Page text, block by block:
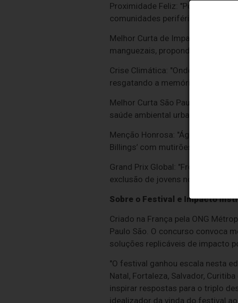
Proximidade Feliz: "Pontas" –
comunidades periféricas e como
Melhor Curta de Impacto:
manguezais, propondo o
Crise Climática: "Onde eu nasci
resgatando a memória das
Melhor Curta São Paulo São:
saúde ambiental urbana: o
Menção Honrosa: "Águas da
Billings’ com mutirões de limpeza
Grand Prix Global: "From the
exclusão de jovens nos
Sobre o Festival e Impacto
Criado na França pela ONG
Paulo São. O concurso convoca
soluções replicáveis de impacto
"O festival ganhou escala nesta
Natal, Fortaleza, Salvador,
inspirar respostas para o triplo
idealizador da vinda do festival ao